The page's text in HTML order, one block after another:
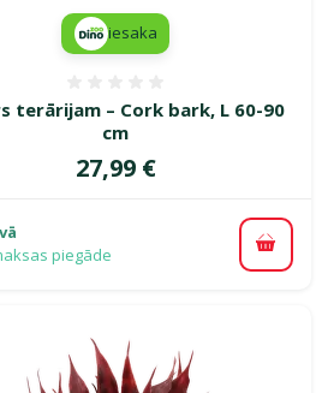
terārijam – Cork bark, L 60-90
cm
Cena
27,99 €
iesaka
piegāde